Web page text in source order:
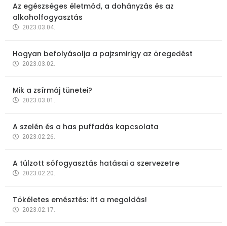
Az egészséges életmód, a dohányzás és az
alkoholfogyasztás
2023.03.04.
Hogyan befolyásolja a pajzsmirigy az öregedést
2023.03.02.
Mik a zsírmáj tünetei?
2023.03.01.
A szelén és a has puffadás kapcsolata
2023.02.26.
A túlzott sófogyasztás hatásai a szervezetre
2023.02.20.
Tökéletes emésztés: itt a megoldás!
2023.02.17.